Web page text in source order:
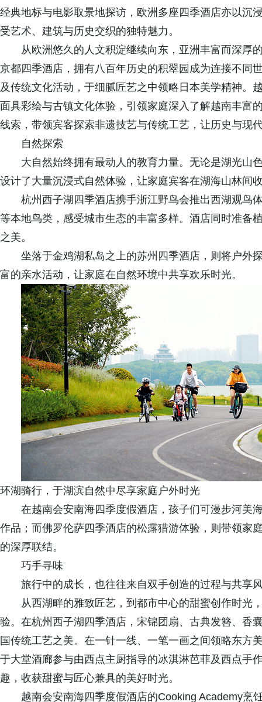
经典地标与电影取景地探访，欧洲多座四季酒店亦以沉
受艺术、建筑与历史交织的独特魅力。
从欧洲悠久的人文积淀继续向东，亚洲丰富而深厚
京都四季酒店，拥有八百年历史的积翠园成为连接不同
及传统文化活动，于细腻匠艺之中领略日本美学精神。
面具彩绘与古镇文化体验，引领家庭深入了解越南丰富
线索，带领宾客探索非遗技艺与传统工艺，让历史与现
自然探索
大自然始终拥有最动人的教育力量。无论是湖光山
设计了大量沉浸式自然体验，让家庭宾客在湖海山林间
杭州西子湖四季酒店携手浙江野鸟会推出西湖观鸟
等本地鸟类，感受城市生态的丰富多样。酒店同时准备
之美。
坐落于金鸡湖私岛之上的苏州四季酒店，则将户外
富的亲水活动，让家庭在自然环境中共享欢乐时光。
环湖骑行，于湖滨自然中尽享家庭户外时光
在越南会安南海四季度假酒店，孩子们可漫步河美
作品；而佛罗伦萨四季酒店的松露猎游体验，则带领家
的深厚联结。
巧手寻味
旅行中的成长，也往往来自双手创造的过程与共享
从西湖畔的雅致匠艺，到都市中心的甜蜜创作时光
验。在杭州西子湖四季酒店，宋锦团扇、古典发簪、香
国传统工艺之美。在一针一线、一笔一画之间领略东方
于大堂酒廊参与由西点主厨指导的冰淇淋芭菲及西点手
趣，收获甜蜜与匠心兼具的美好时光。
越南会安南海四季度假酒店的Cooking Academy烹